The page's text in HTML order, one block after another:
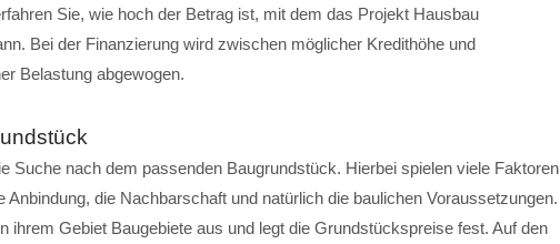
Sie, wie hoch der Betrag ist, mit dem das Projekt Hausbau
Bei der Finanzierung wird zwischen möglicher Kredithöhe und
Belastung abgewogen.
Suche nach dem passenden Baugrundstück. Hierbei spielen viele Faktoren
Anbindung, die Nachbarschaft und natürlich die baulichen Voraussetzungen.
ihrem Gebiet Baugebiete aus und legt die Grundstückspreise fest. Auf den